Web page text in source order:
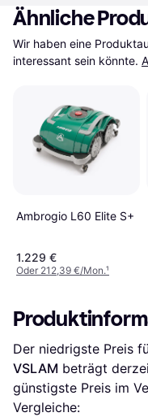
Ähnliche
Wir haben eine
interessant sein könnte.
Ambrogio L60 Elite S+
1.229 €
Oder 212,39 €/Mon.¹
Der niedrigste Preis
VSLAM beträgt
günstigste Preis im
Vergleiche: